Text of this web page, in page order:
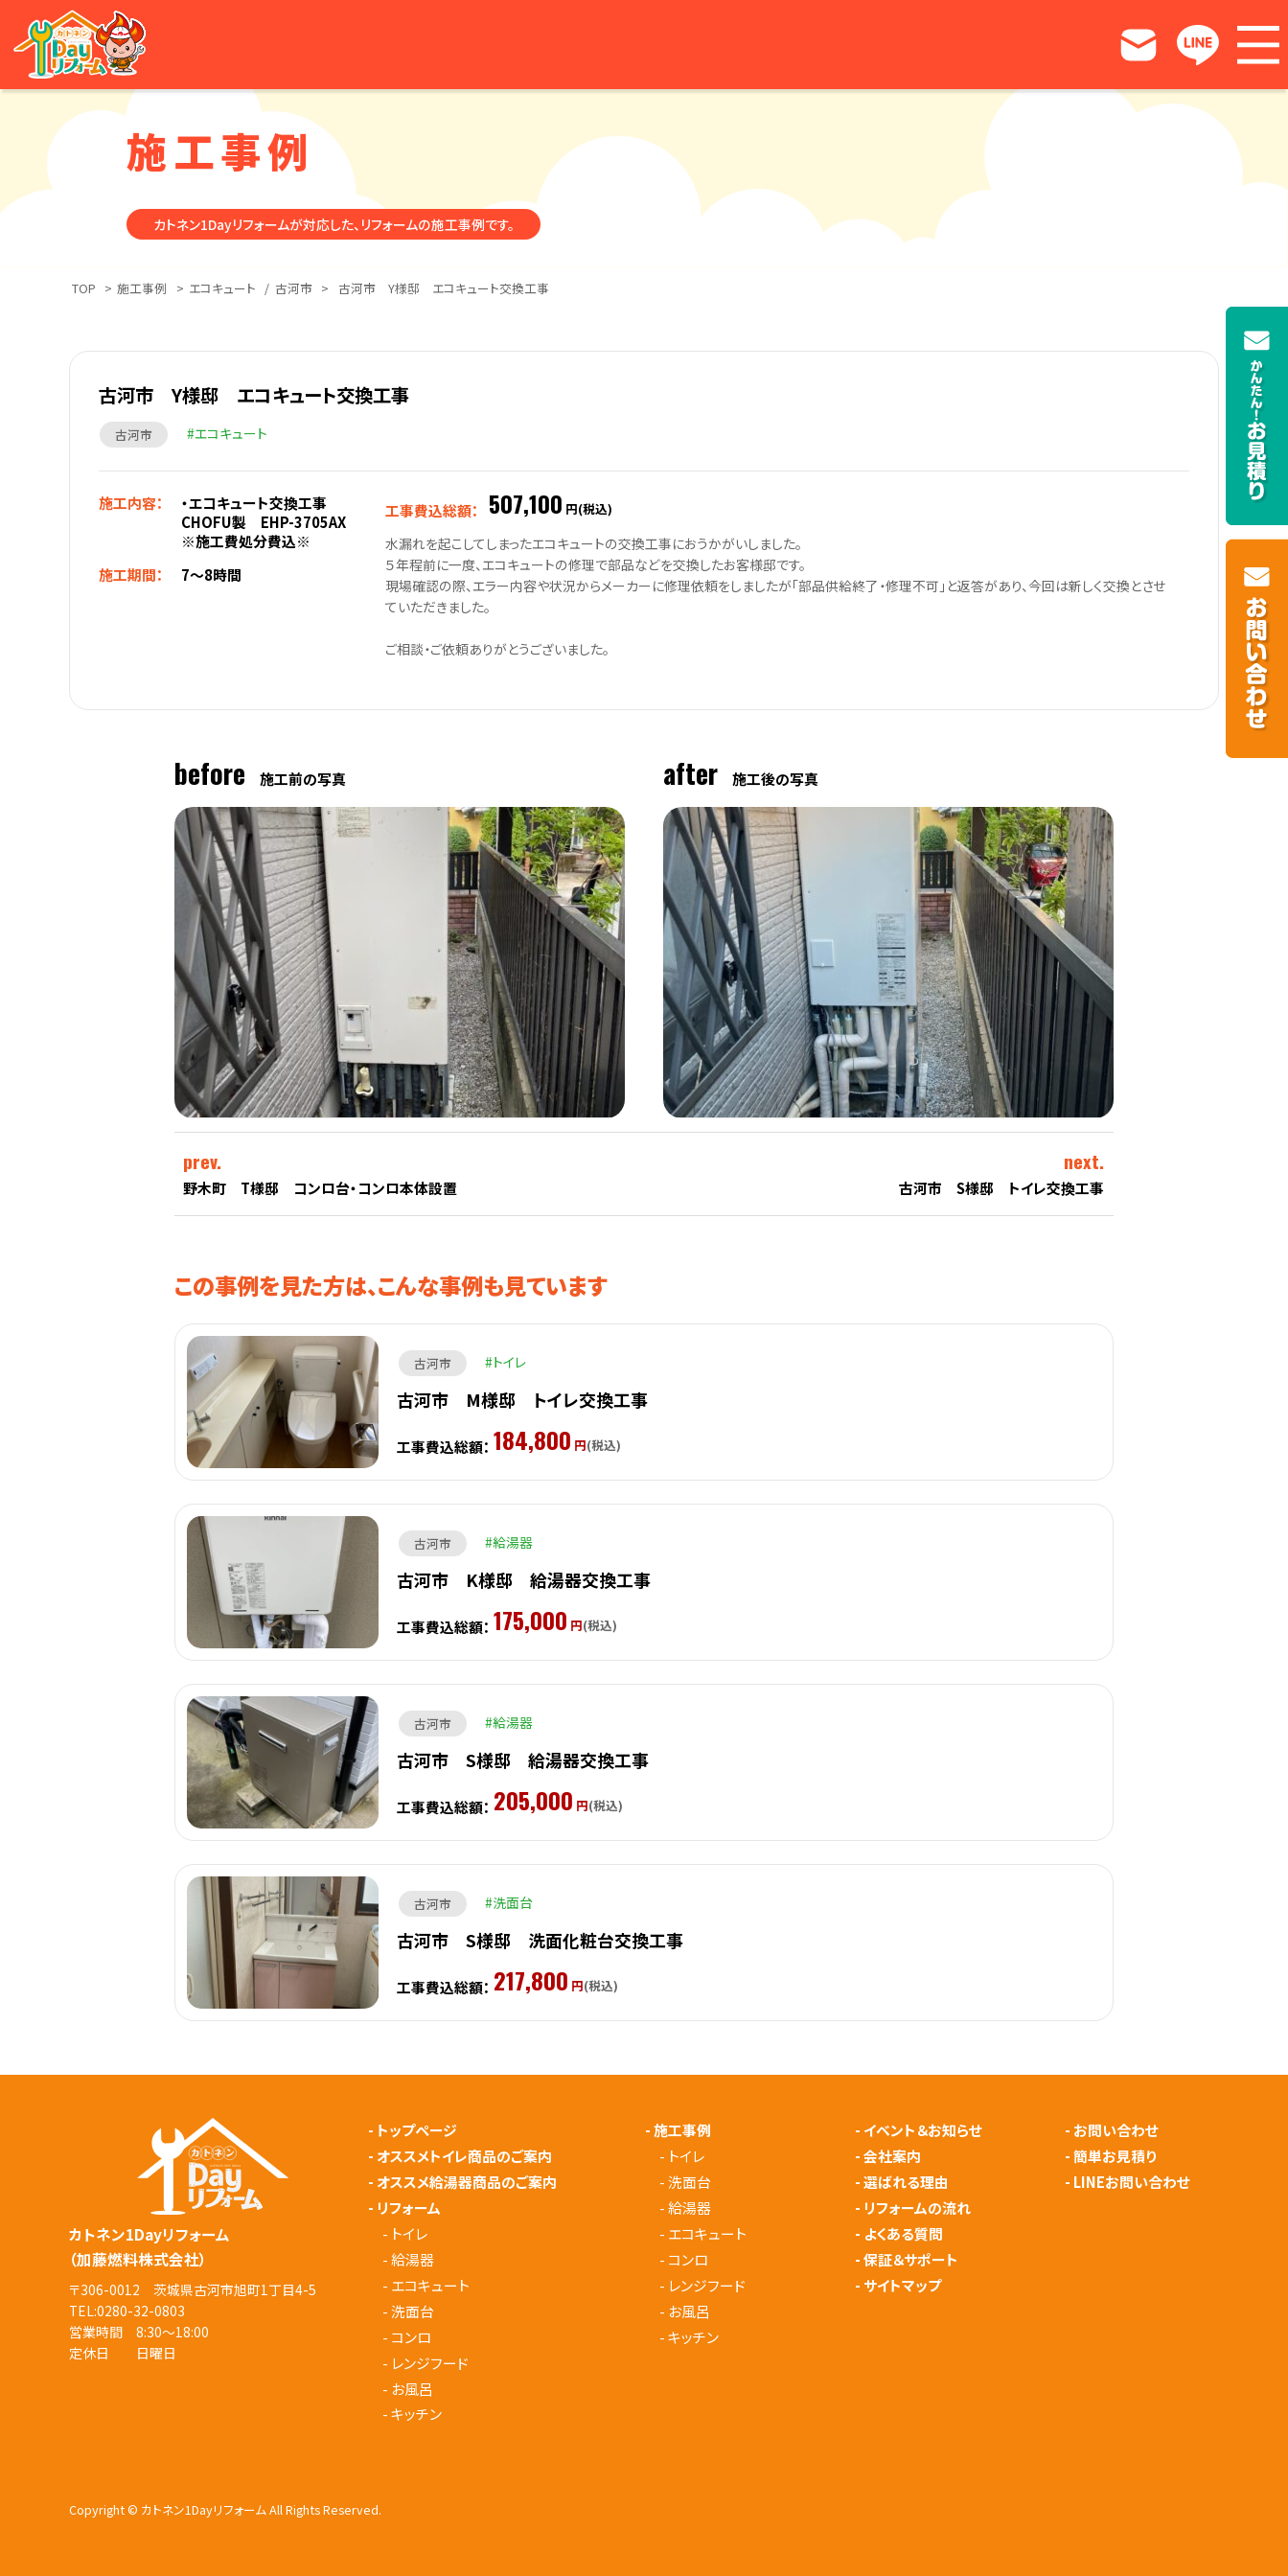
施工事例
カトネン1Dayリフォームが対応した、リフォームの施工事例です。
TOP > 施工事例 > エコキュート / 古河市 > 古河市 Y様邸 エコキュート交換工事
古河市 Y様邸 エコキュート交換工事
古河市 エコキュート
施工内容：
・エコキュート交換工事
CHOFU製 EHP-3705AX
※施工費処分費込※
施工期間：
7～8時間
工事費込総額： 507,100 円(税込)
水漏れを起こしてしまったエコキュートの交換工事におうかがいしました。
５年程前に一度、エコキュートの修理で部品などを交換したお客様邸です。
現場確認の際、エラー内容や状況からメーカーに修理依頼をしましたが「部品供給終了・修理不可」と返答があり、今回は新しく交換とさせ
ていただきました。
ご相談・ご依頼ありがとうございました。
before 施工前の写真 after 施工後の写真
prev.
野木町 T様邸 コンロ台・コンロ本体設置
next.
古河市 S様邸 トイレ交換工事
この事例を見た方は、こんな事例も見ています
古河市 トイレ
古河市 M様邸 トイレ交換工事
工事費込総額： 184,800 円(税込)
古河市 給湯器
古河市 K様邸 給湯器交換工事
工事費込総額： 175,000 円(税込)
古河市 給湯器
古河市 S様邸 給湯器交換工事
工事費込総額： 205,000 円(税込)
古河市 洗面台
古河市 S様邸 洗面化粧台交換工事
工事費込総額： 217,800 円(税込)
カトネン1Dayリフォーム
（加藤燃料株式会社）
〒306-0012 茨城県古河市旭町1丁目4-5
TEL:0280-32-0803
営業時間 8:30～18:00
定休日 日曜日
- トップページ
- オススメトイレ商品のご案内
- オススメ給湯器商品のご案内
- リフォーム
- トイレ
-給湯器
- エコキュート
-洗面台
- コンロ
- レンジフード
- お風呂
-キッチン
-施工事例
- トイレ
-洗面台
-給湯器
- エコキュート
- コンロ
- レンジフード
- お風呂
-キッチン
- イベント＆お知らせ
-会社案内
-選ばれる理由
- リフォームの流れ
- よくある質問
-保証＆サポート
- サイトマップ
- お問い合わせ
-簡単お見積り
- LINEお問い合わせ
Copyright © カトネン1Dayリフォーム All Rights Reserved.